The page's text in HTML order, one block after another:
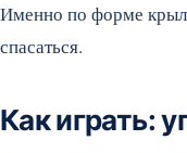
Именно по форме
спасаться.
Как играть: